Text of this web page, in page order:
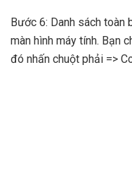
Bước 6: Danh sách toàn
màn hình máy tính. Bạn
đó nhấn chuột phải =>